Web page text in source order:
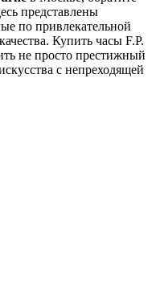
представлены
по привлекательной
Купить часы F.P.
не просто престижный
с непреходящей